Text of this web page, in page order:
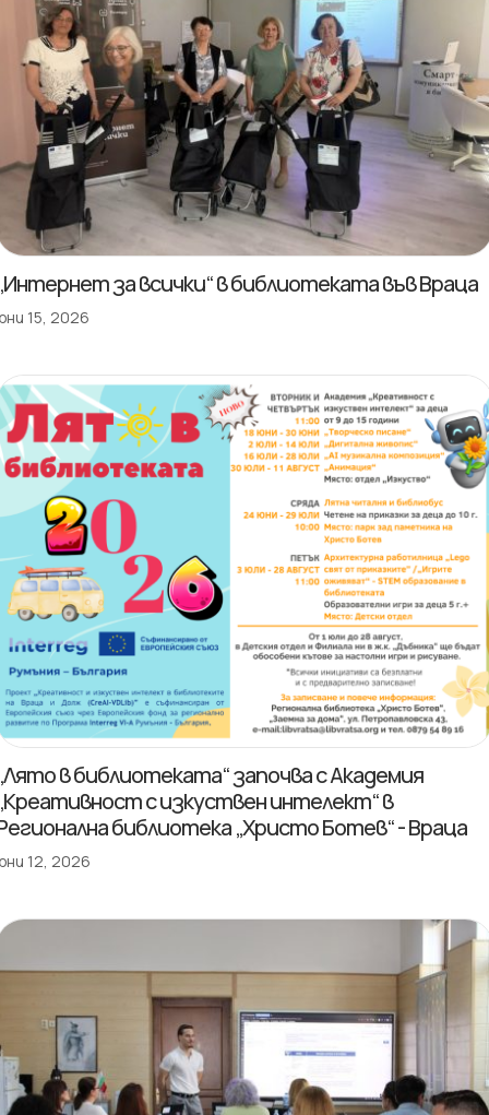
за всички“ в библиотеката във Враца
15, 2026
в библиотеката“ започва с Академия
с изкуствен интелект“ в
библиотека „Христо Ботев“ - Враца
12, 2026